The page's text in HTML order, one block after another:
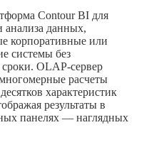
Contour BI для
анализа данных,
корпоративные или
системы без
OLAP-сервер
расчеты
характеристик
результаты в
панелях — наглядных